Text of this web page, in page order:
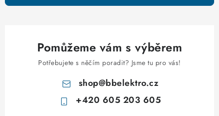
i
Pomůžeme vám s výběrem
Potřebujete s něčím poradit? Jsme tu pro vás!
shop@bbelektro.cz
+420 605 203 605